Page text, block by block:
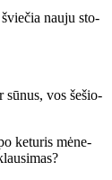
švie­čia nau­ju sto­
sū­nus, vos še­šio­
ke­tu­ris mė­ne­